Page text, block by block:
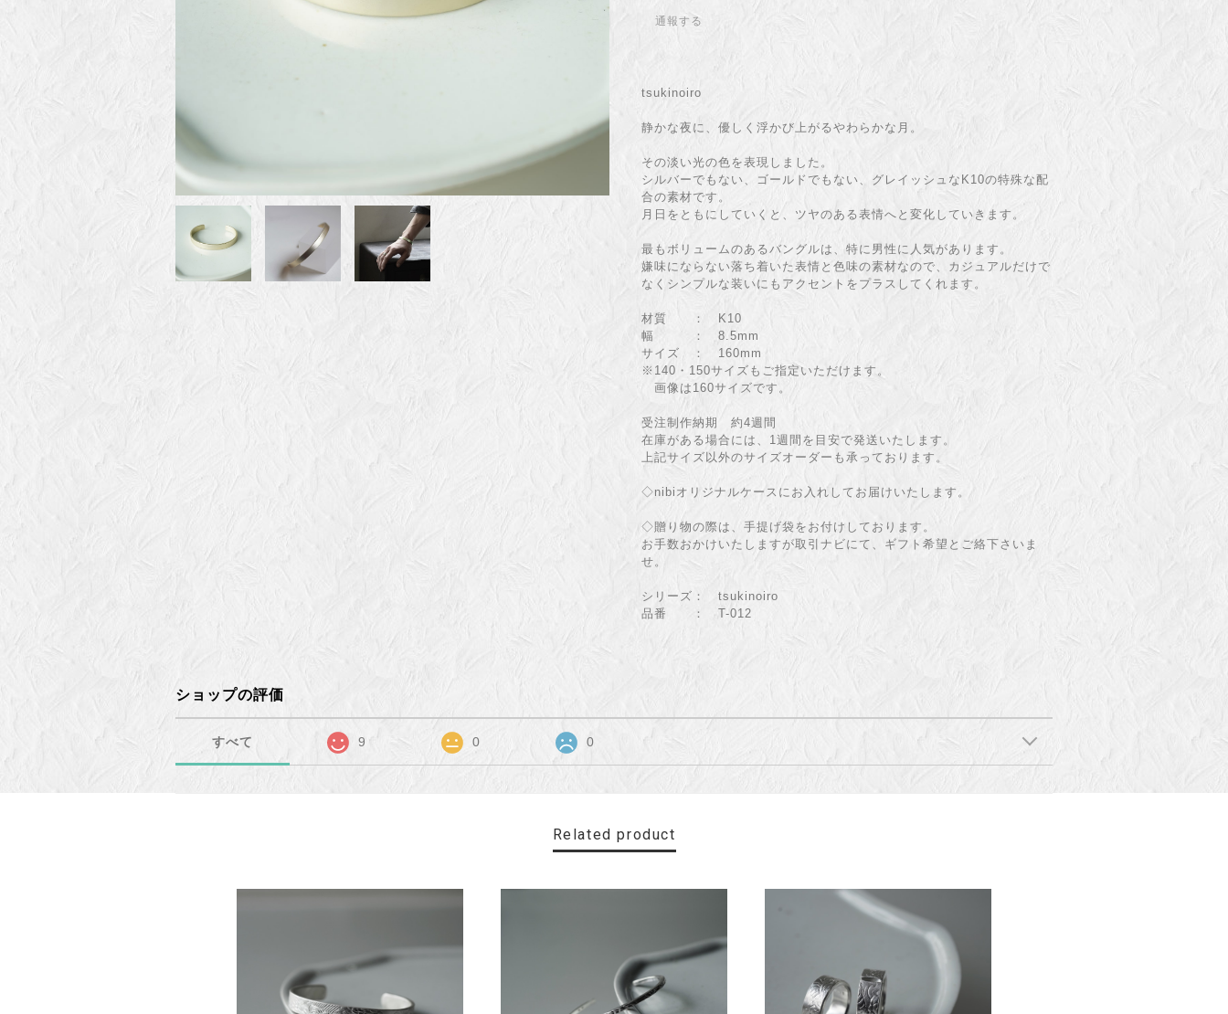
通報する
tsukinoiro
静かな夜に、優しく浮かび上がるやわらかな月。
その淡い光の色を表現しました。
シルバーでもない、ゴールドでもない、グレイッシュなK10の特殊な配
合の素材です。
月日をともにしていくと、ツヤのある表情へと変化していきます。
最もボリュームのあるバングルは、特に男性に人気があります。
嫌味にならない落ち着いた表情と色味の素材なので、カジュアルだけで
なくシンプルな装いにもアクセントをプラスしてくれます。
材質 ： K10
幅 ： 8.5mm
サイズ ： 160mm
※140・150サイズもご指定いただけます。
画像は160サイズです。
受注制作納期 約4週間
在庫がある場合には、1週間を目安で発送いたします。
上記サイズ以外のサイズオーダーも承っております。
◇nibiオリジナルケースにお入れしてお届けいたします。
◇贈り物の際は、手提げ袋をお付けしております。
お手数おかけいたしますが取引ナビにて、ギフト希望とご絡下さいま
せ。
シリーズ： tsukinoiro
品番 ： T-012
ショップの評価
すべて 9 0 0
Related product